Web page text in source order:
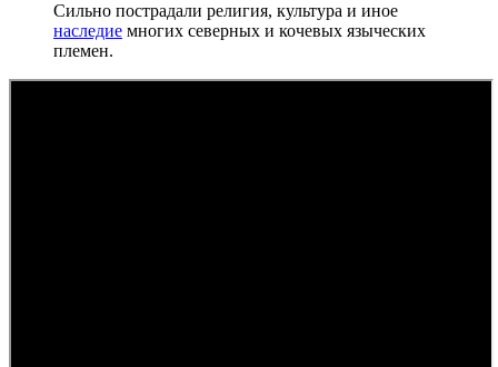
Сильно пострадали религия, культура и иное
наследие многих северных и кочевых языческих
племен.